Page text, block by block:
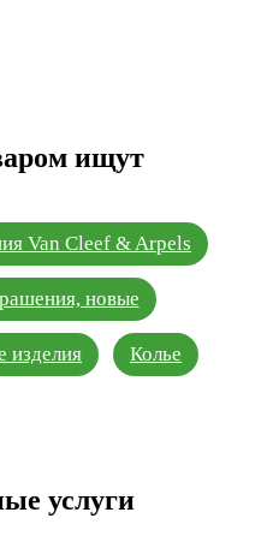
ищут
Van Cleef & Arpels
новые
изделия Колье
услуги